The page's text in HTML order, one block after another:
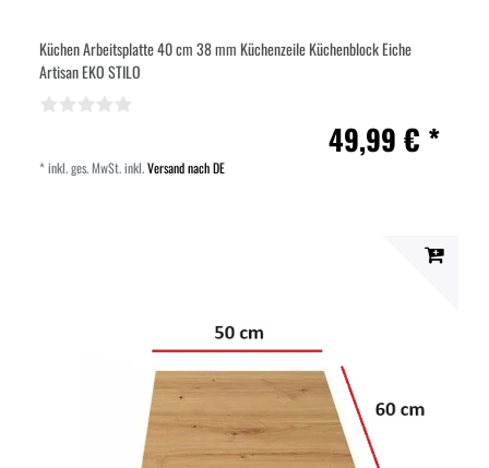
Küchen Arbeitsplatte 40 cm 38 mm Küchenzeile Küchenblock Eiche
Artisan EKO STILO
49,99 € *
*inkl. ges. MwSt.inkl.Versand nach DE